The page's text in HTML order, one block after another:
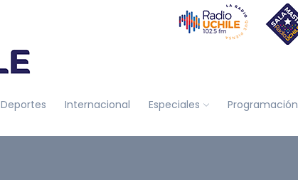
Deportes Internacional Especiales Programación